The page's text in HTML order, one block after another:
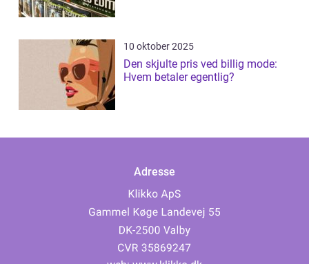
10 oktober 2025
Den skjulte pris ved billig mode:
Hvem betaler egentlig?
Adresse